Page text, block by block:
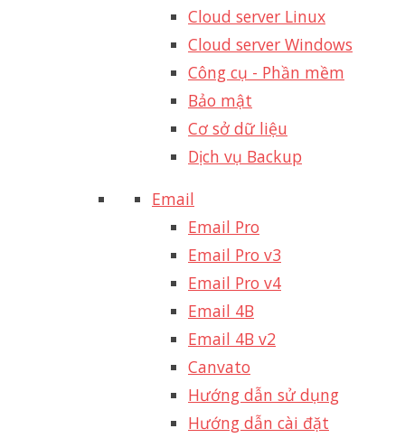
Cloud server Linux
Cloud server Windows
Công cụ - Phần mềm
Bảo mật
Cơ sở dữ liệu
Dịch vụ Backup
Email
Email Pro
Email Pro v3
Email Pro v4
Email 4B
Email 4B v2
Canvato
Hướng dẫn sử dụng
Hướng dẫn cài đặt